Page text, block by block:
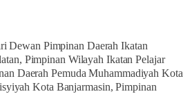
Dewan Pimpinan Daerah Ikatan
Pimpinan Wilayah Ikatan Pelajar
Daerah Pemuda Muhammadiyah Kota
Kota Banjarmasin, Pimpinan